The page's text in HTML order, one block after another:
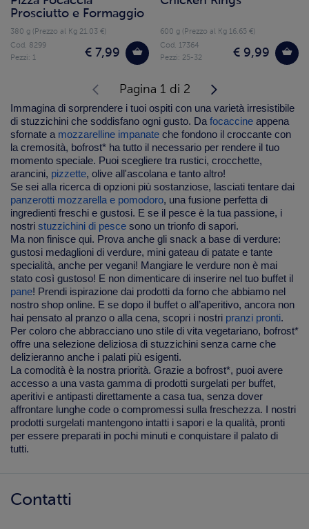
Prosciutto e Formaggio
380 g (Prezzo al Kg 21.03 €)
€ 7,99
Cod. 8299
Pezzi: 1
600 g (Prezzo al Kg 16.65 €)
€ 9,99
Cod. 17364
Pezzi: 25-32
Pagina 1 di 2
Immagina di sorprendere i tuoi ospiti con una varietà irresistibile
di stuzzichini che soddisfano ogni gusto. Da focaccine appena
sfornate a mozzarelline impanate che fondono il croccante con
la cremosità, bofrost* ha tutto il necessario per rendere il tuo
momento speciale. Puoi scegliere tra rustici, crocchette,
arancini, pizzette, olive all'ascolana e tanto altro!
Se sei alla ricerca di opzioni più sostanziose, lasciati tentare dai
panzerotti mozzarella e pomodoro, una fusione perfetta di
ingredienti freschi e gustosi. E se il pesce è la tua passione, i
nostri stuzzichini di pesce sono un trionfo di sapori.
Ma non finisce qui. Prova anche gli snack a base di verdure:
gustosi medaglioni di verdure, mini gateau di patate e tante
specialità, anche per vegani! Mangiare le verdure non è mai
stato così gustoso! E non dimenticare di inserire nel tuo buffet il
pane! Prendi ispirazione dai prodotti da forno che abbiamo nel
nostro shop online. E se dopo il buffet o all’aperitivo, ancora non
hai pensato al pranzo o alla cena, scopri i nostri pranzi pronti.
Per coloro che abbracciano uno stile di vita vegetariano, bofrost*
offre una selezione deliziosa di stuzzichini senza carne che
delizieranno anche i palati più esigenti.
La comodità è la nostra priorità. Grazie a bofrost*, puoi avere
accesso a una vasta gamma di prodotti surgelati per buffet,
aperitivi e antipasti direttamente a casa tua, senza dover
affrontare lunghe code o compromessi sulla freschezza. I nostri
prodotti surgelati mantengono intatti i sapori e la qualità, pronti
per essere preparati in pochi minuti e conquistare il palato di
tutti.
Contatti